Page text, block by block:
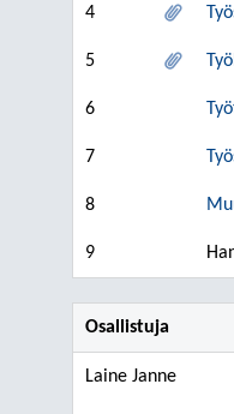
4
5
6
7
8
9
Osallistuja
Laine Janne